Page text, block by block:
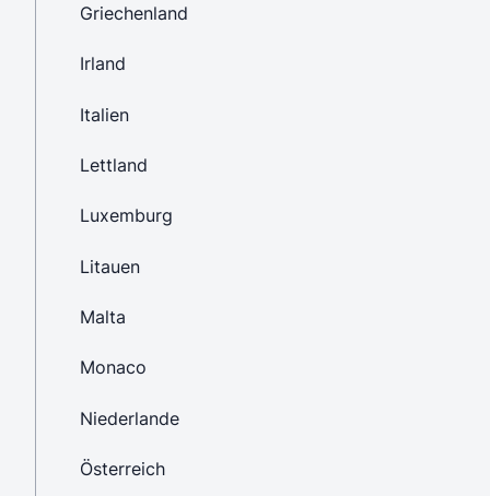
Griechenland
Irland
Italien
Lettland
Luxemburg
Litauen
Malta
Monaco
Niederlande
Österreich